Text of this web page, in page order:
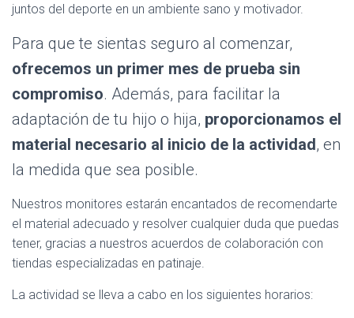
juntos del deporte en un ambiente sano y motivador.
Para que te sientas seguro al comenzar,
ofrecemos un primer mes de prueba sin
compromiso. Además, para facilitar la
adaptación de tu hijo o hija, proporcionamos el
material necesario al inicio de la actividad, en
la medida que sea posible.
Nuestros monitores estarán encantados de recomendarte
el material adecuado y resolver cualquier duda que puedas
tener, gracias a nuestros acuerdos de colaboración con
tiendas especializadas en patinaje.
La actividad se lleva a cabo en los siguientes horarios: